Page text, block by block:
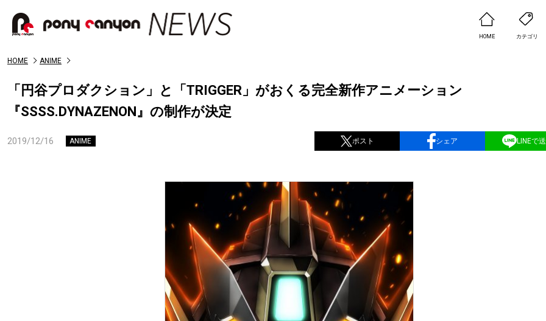
HOME カテゴリ
HOME ANIME
「円谷プロダクション」と「TRIGGER」がおくる完全新作アニメーション
『SSSS.DYNAZENON』の制作が決定
2019/12/16 ANIME ポスト シェア LINEで